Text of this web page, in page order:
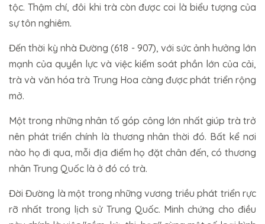
tộc. Thậm chí, đôi khi trà còn được coi là biểu tượng của
sự tôn nghiêm.
Đến thời kỳ nhà Đường (618 - 907), với sức ảnh hưởng lớn
mạnh của quyền lực và việc kiểm soát phần lớn của cải,
trà và văn hóa trà Trung Hoa càng được phát triển rộng
mở.
Một trong những nhân tố góp công lớn nhất giúp trà trở
nên phát triển chính là thương nhân thời đó. Bất kể nơi
nào họ đi qua, mỗi địa điểm họ đặt chân đến, có thương
nhân Trung Quốc là ở đó có trà.
Đời Đường là một trong những vương triều phát triển rực
rỡ nhất trong lịch sử Trung Quốc. Minh chứng cho điều